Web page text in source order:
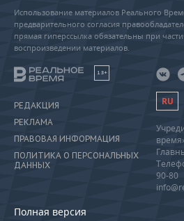
Использование материалов Реального
предварительного согласия
прямая гиперссылка обязательны при
воспроизведении материалов.
18+
РЕДАКЦИЯ
РЕКЛАМА
ПРАВОВАЯ ИНФОРМАЦИЯ
ПОЛИТИКА О ПЕРСОНАЛЬНЫХ
ДАННЫХ
Полная версия
RU
90-80